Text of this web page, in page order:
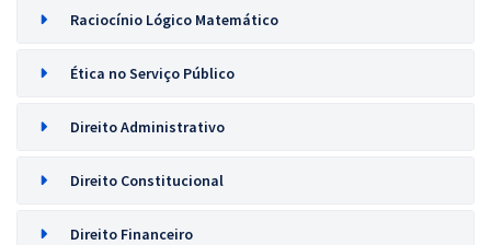
Raciocínio Lógico Matemático
Ética no Serviço Público
Direito Administrativo
Direito Constitucional
Direito Financeiro